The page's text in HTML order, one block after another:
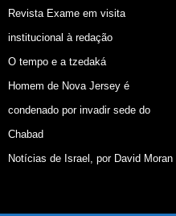
Revista Exame em visita
institucional à redação
O tempo e a tzedaká
Homem de Nova Jersey é
condenado por invadir sede do
Chabad
Notícias de Israel, por David Moran